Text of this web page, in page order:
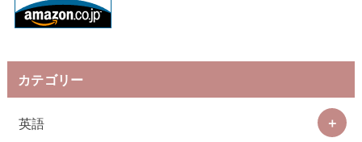
カテゴリー
英語